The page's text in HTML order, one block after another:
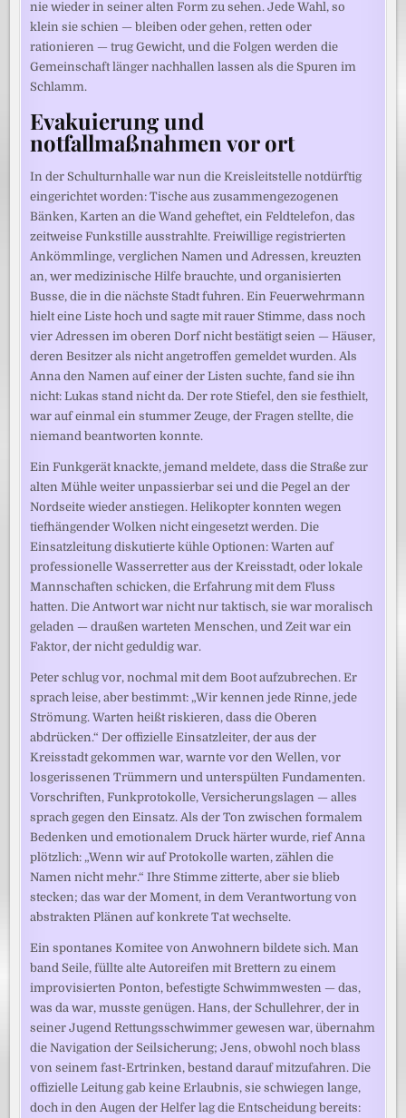
nie wieder in seiner alten Form zu sehen. Jede Wahl, so
klein sie schien — bleiben oder gehen, retten oder
rationieren — trug Gewicht, und die Folgen werden die
Gemeinschaft länger nachhallen lassen als die Spuren im
Schlamm.
Evakuierung und
notfallmaßnahmen vor ort
In der Schulturnhalle war nun die Kreisleitstelle notdürftig
eingerichtet worden: Tische aus zusammengezogenen
Bänken, Karten an die Wand geheftet, ein Feldtelefon, das
zeitweise Funkstille ausstrahlte. Freiwillige registrierten
Ankömmlinge, verglichen Namen und Adressen, kreuzten
an, wer medizinische Hilfe brauchte, und organisierten
Busse, die in die nächste Stadt fuhren. Ein Feuerwehrmann
hielt eine Liste hoch und sagte mit rauer Stimme, dass noch
vier Adressen im oberen Dorf nicht bestätigt seien — Häuser,
deren Besitzer als nicht angetroffen gemeldet wurden. Als
Anna den Namen auf einer der Listen suchte, fand sie ihn
nicht: Lukas stand nicht da. Der rote Stiefel, den sie festhielt,
war auf einmal ein stummer Zeuge, der Fragen stellte, die
niemand beantworten konnte.
Ein Funkgerät knackte, jemand meldete, dass die Straße zur
alten Mühle weiter unpassierbar sei und die Pegel an der
Nordseite wieder anstiegen. Helikopter konnten wegen
tiefhängender Wolken nicht eingesetzt werden. Die
Einsatzleitung diskutierte kühle Optionen: Warten auf
professionelle Wasserretter aus der Kreisstadt, oder lokale
Mannschaften schicken, die Erfahrung mit dem Fluss
hatten. Die Antwort war nicht nur taktisch, sie war moralisch
geladen — draußen warteten Menschen, und Zeit war ein
Faktor, der nicht geduldig war.
Peter schlug vor, nochmal mit dem Boot aufzubrechen. Er
sprach leise, aber bestimmt: „Wir kennen jede Rinne, jede
Strömung. Warten heißt riskieren, dass die Oberen
abdrücken.“ Der offizielle Einsatzleiter, der aus der
Kreisstadt gekommen war, warnte vor den Wellen, vor
losgerissenen Trümmern und unterspülten Fundamenten.
Vorschriften, Funkprotokolle, Versicherungslagen — alles
sprach gegen den Einsatz. Als der Ton zwischen formalem
Bedenken und emotionalem Druck härter wurde, rief Anna
plötzlich: „Wenn wir auf Protokolle warten, zählen die
Namen nicht mehr.“ Ihre Stimme zitterte, aber sie blieb
stecken; das war der Moment, in dem Verantwortung von
abstrakten Plänen auf konkrete Tat wechselte.
Ein spontanes Komitee von Anwohnern bildete sich. Man
band Seile, füllte alte Autoreifen mit Brettern zu einem
improvisierten Ponton, befestigte Schwimmwesten — das,
was da war, musste genügen. Hans, der Schullehrer, der in
seiner Jugend Rettungsschwimmer gewesen war, übernahm
die Navigation der Seilsicherung; Jens, obwohl noch blass
von seinem fast-Ertrinken, bestand darauf mitzufahren. Die
offizielle Leitung gab keine Erlaubnis, sie schwiegen lange,
doch in den Augen der Helfer lag die Entscheidung bereits: